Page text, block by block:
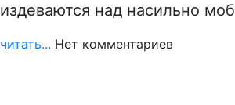
издеваются над насильно
читать... Нет комментариев